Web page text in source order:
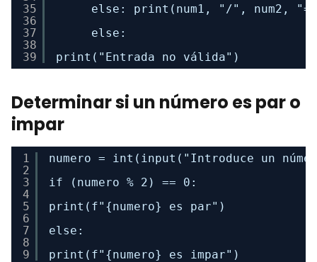
35
36
37
38
39
else: print(num1, "/", num2,
else:
print("Entrada no válida")
Determinar si un número es par o
impar
1
2
3
4
5
6
7
8
9
numero = int(input("Introduce un
if (numero % 2) == 0:
print(f"{numero} es par")
else:
print(f"{numero} es impar")